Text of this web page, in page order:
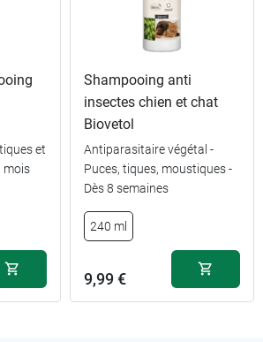
et
mois
Shampooing anti
insectes chien et chat
Biovetol
Antiparasitaire végétal -
Puces, tiques, moustiques -
Dès 8 semaines
240 ml
9,99 €